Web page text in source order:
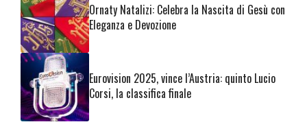
Ornaty Natalizi: Celebra la Nascita di Gesù con
Eleganza e Devozione
Eurovision 2025, vince l’Austria: quinto Lucio
Corsi, la classifica finale